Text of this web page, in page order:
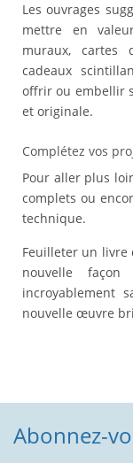
Les ouvrages
mettre en
muraux, cartes
cadeaux
offrir ou embellir
et originale.
Complétez vos
Pour aller plus
complets ou
technique.
Feuilleter un livre
nouvelle
incroyablement
nouvelle œuvre
Abonnez-